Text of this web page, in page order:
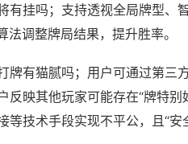
有挂吗；支持透视全局牌型、
法调整牌局结果，提升胜率。
牌有猫腻吗；用户可通过第三
反映其他玩家可能存在“牌特
等技术手段实现不平公，且“安